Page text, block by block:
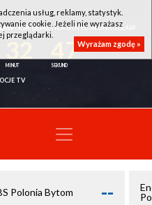
- KSK QEMETICA NOTEĆ INOWROCŁAW
47
TV
Polonia Bytom --
usług, reklamy, statystyk.
cookie. Jeżeli nie wyrażasz
przeglądarki.
Wyrażam zgodę »